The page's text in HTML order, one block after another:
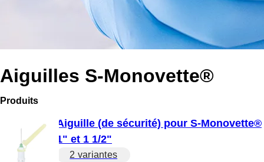
Aiguilles S-Monovette®
Produits
Aiguille (de sécurité) pour S-Monovette®
1" et 1 1/2"
2 variantes